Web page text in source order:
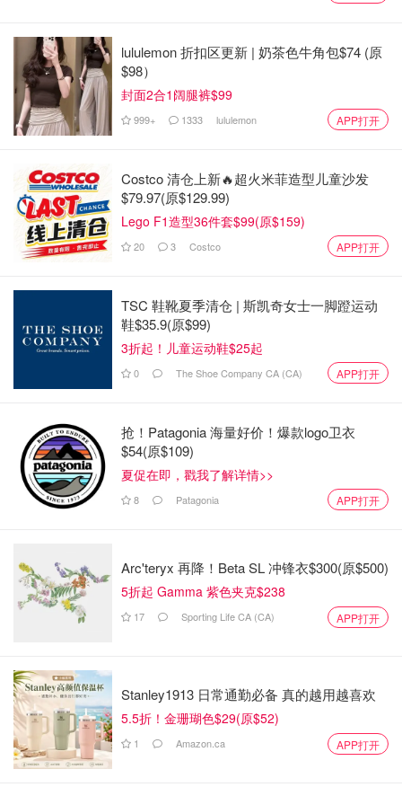
从最新的疫苗开始，该年龄组的儿童可以接种加强剂。
它与以前的疫苗有何不同？
加拿大卫生部批准的最新疫苗是单价疫苗。以前的疫苗是二
价疫苗，即疫苗中含有少量 SARS-CoV-2 原始毒株和最新
毒株。但目前，最新的病毒株已非常普遍，原始病毒株已很
目前的疫苗对最新的冠状病毒株有效吗？
目前最流行的 SARS-CoV2 株系（导致 COVID 的病毒）是
EG.5。
虽然 EG.5 毒株很快就在 COVID 领域占据了一席之地，但
它与它的前辈 XBB.1.5 毒株非常相似，而最新的疫苗就是
用 XBB.1.5 毒株生产的。
目前仍在研究它的症状，但专家们相信，与早期疫苗相比，
的免疫反应。
是否还需要每年接种强化针？
虽然 COVID 已不再是全球大流行病，但它几乎肯定会成为
开发新的强化疫苗。
研究人员尚未确定 COVID 是否与流感一样具有季节性，流
由于病毒的变异速度相对较快，就像流感疫苗一样，当新的
COVID 疫苗被开发、批准和分发时，它们可能会稍稍落后
于时代，新的病毒株可能会流行起来。
lululemon 折扣区更新 | 奶茶色牛角包$74 (原
$98）
封面2合1阔腿裤$99
999+ 1333 lululemon APP打开
Costco 清仓上新🔥超火米菲造型儿童沙发
$79.97(原$129.99)
Lego F1造型36件套$99(原$159)
20 3 Costco APP打开
TSC 鞋靴夏季清仓 | 斯凯奇女士一脚蹬运动
鞋$35.9(原$99)
3折起！儿童运动鞋$25起
0 The Shoe Company CA (CA) APP打开
抢！Patagonia 海量好价！爆款logo卫衣
$54(原$109)
夏促在即，戳我了解详情>>
8 Patagonia APP打开
Arc'teryx 再降！Beta SL 冲锋衣$300(原$500)
5折起 Gamma 紫色夹克$238
17 Sporting Life CA (CA) APP打开
Stanley1913 日常通勤必备 真的越用越喜欢
5.5折！金珊瑚色$29(原$52)
1 Amazon.ca APP打开